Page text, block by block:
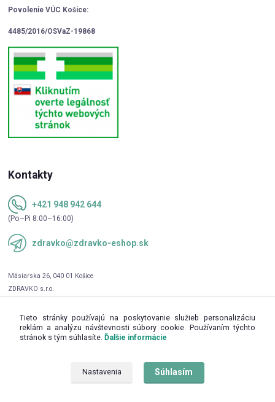
Povolenie VÚC Košice:
4485/2016/OSVaZ-19868
Kontakty
+421 948 942 644
(Po–Pi 8:00–16:00)
zdravko@zdravko-eshop.sk
Upravit sběr cookies.
Tieto stránky používajú na poskytovanie služieb personalizáciu
reklám a analýzu návštevnosti súbory cookie. Používaním týchto
stránok s tým súhlasíte. Ďalšie informácie
Nastavenia Súhlasím